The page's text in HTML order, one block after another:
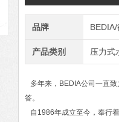
品牌 BEDIA/
产品类别 压力式
多年来，BEDIA公司一直
答。
自1986年成立至今，奉行